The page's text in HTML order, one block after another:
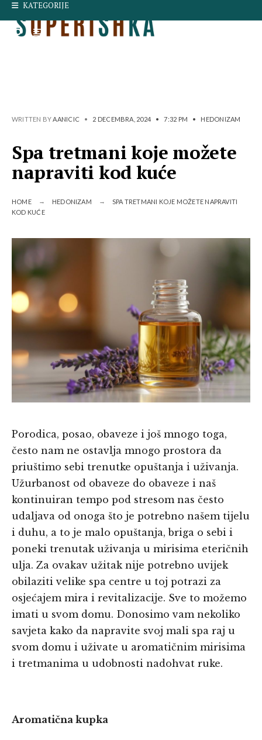
Skip
to
content
KATEGORIJE
WRITTEN BYAANICIC • 2 DECEMBRA, 2024 • 7:32 PM • HEDONIZAM
Spa tretmani koje možete
napraviti kod kuće
HOME HEDONIZAM
SPA TRETMANI KOJE MOŽETE NAPRAVITI
KOD KUĆE
Porodica, posao, obaveze i još mnogo toga,
često nam ne ostavlja mnogo prostora da
priuštimo sebi trenutke opuštanja i uživanja.
Užurbanost od obaveze do obaveze i naš
kontinuiran tempo pod stresom nas često
udaljava od onoga što je potrebno našem tijelu
i duhu, a to je malo opuštanja, briga o sebi i
poneki trenutak uživanja u mirisima eteričnih
ulja. Za ovakav užitak nije potrebno uvijek
obilaziti velike spa centre u toj potrazi za
osjećajem mira i revitalizacije. Sve to možemo
imati u svom domu. Donosimo vam nekoliko
savjeta kako da napravite svoj mali spa raj u
svom domu i uživate u aromatičnim mirisima
i tretmanima u udobnosti nadohvat ruke.
Aromatična kupka
for: